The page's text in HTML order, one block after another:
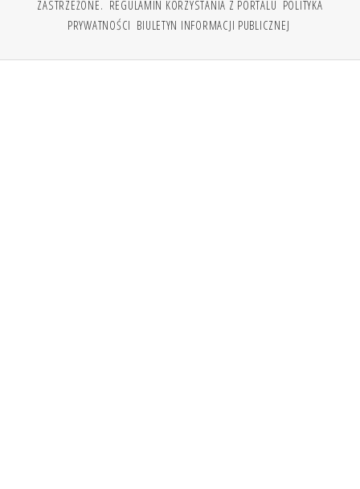
ZASTRZEŻONE. REGULAMIN KORZYSTANIA Z PORTALU POLITYKA
PRYWATNOŚCI BIULETYN INFORMACJI PUBLICZNEJ